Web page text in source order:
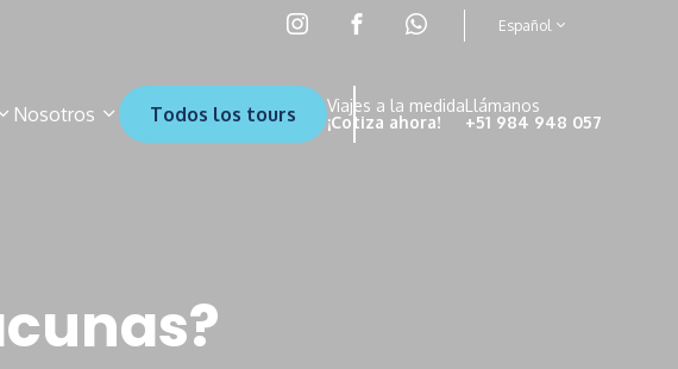
Español
Nosotros Todos los tours
Viajes a la medida
¡Cotiza ahora!
Llámanos
+51 984 948 057